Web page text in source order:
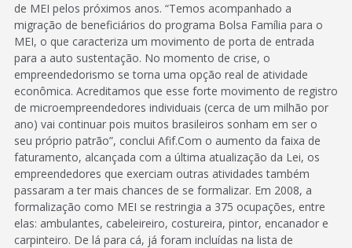
de MEI pelos próximos anos. “Temos acompanhado a
migração de beneficiários do programa Bolsa Família para o
MEI, o que caracteriza um movimento de porta de entrada
para a auto sustentação. No momento de crise, o
empreendedorismo se torna uma opção real de atividade
econômica. Acreditamos que esse forte movimento de registro
de microempreendedores individuais (cerca de um milhão por
ano) vai continuar pois muitos brasileiros sonham em ser o
seu próprio patrão”, conclui Afif.Com o aumento da faixa de
faturamento, alcançada com a última atualização da Lei, os
empreendedores que exerciam outras atividades também
passaram a ter mais chances de se formalizar. Em 2008, a
formalização como MEI se restringia a 375 ocupações, entre
elas: ambulantes, cabeleireiro, costureira, pintor, encanador e
carpinteiro. De lá para cá, já foram incluídas na lista de